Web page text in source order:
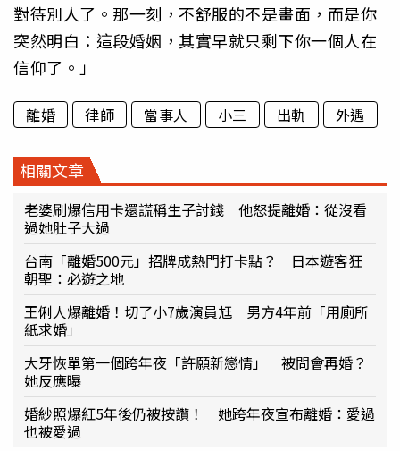
對待別人了。那一刻，不舒服的不是畫面，而是你
突然明白：這段婚姻，其實早就只剩下你一個人在
信仰了。」
離婚 律師 當事人 小三 出軌 外遇
相關文章
老婆刷爆信用卡還謊稱生子討錢 他怒提離婚：從沒看
過她肚子大過
台南「離婚500元」招牌成熱門打卡點？ 日本遊客狂
朝聖：必遊之地
王俐人爆離婚！切了小7歲演員尪 男方4年前「用廁所
紙求婚」
大牙恢單第一個跨年夜「許願新戀情」 被問會再婚？
她反應曝
婚紗照爆紅5年後仍被按讚！ 她跨年夜宣布離婚：愛過
也被愛過